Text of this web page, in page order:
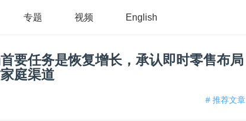
专题 视频 English
要任务是恢复增长，承认即时零售布局
庭渠道
# 推荐文章